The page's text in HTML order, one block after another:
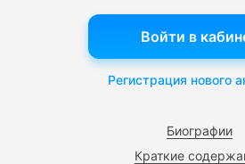
Биографии
Краткие
Войти в
Регистрация нового